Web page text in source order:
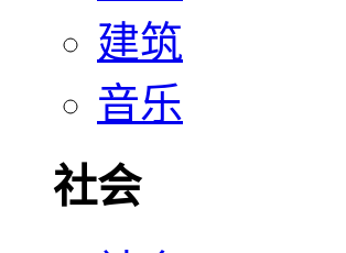
建筑
音乐
社会